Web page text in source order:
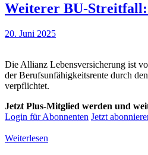
Weiterer BU-Streitfall:
20. Juni 2025
Die Allianz Lebensversicherung ist
der Berufsunfähigkeitsrente durch
verpflichtet.
Jetzt Plus-Mitglied werden und
Login für Abonnenten Jetzt
Weiterlesen